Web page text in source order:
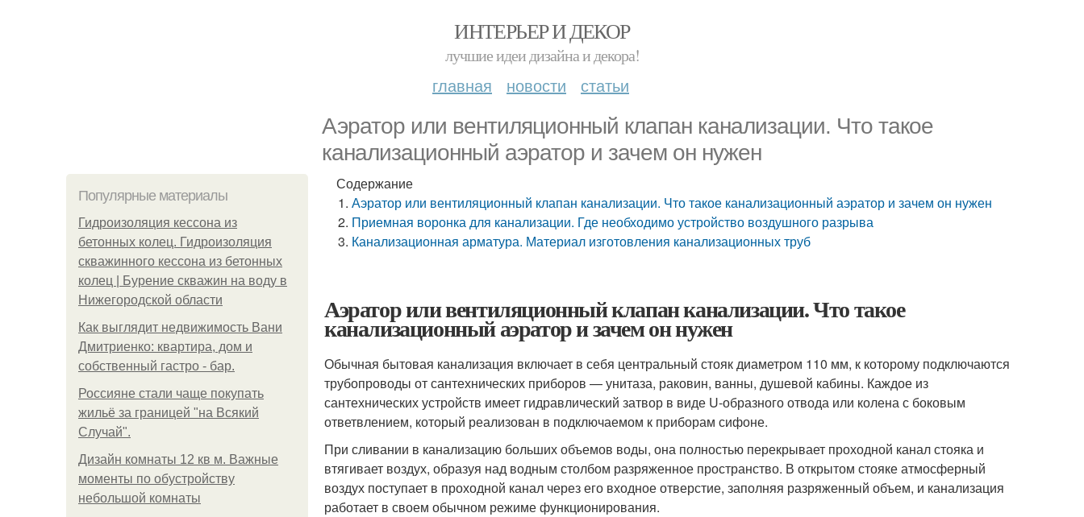
ИНТЕРЬЕР И ДЕКОР
лучшие идеи дизайна и декора!
главная новости статьи
Аэратор или вентиляционный клапан канализации. Что такое
канализационный аэратор и зачем он нужен
Популярные материалы
Гидроизоляция кессона из
бетонных колец. Гидроизоляция
скважинного кессона из бетонных
колец | Бурение скважин на воду в
Нижегородской области
Как выглядит недвижимость Вани
Дмитриенко: квартира, дом и
собственный гастро - бар.
Россияне стали чаще покупать
жильё за границей "на Всякий
Случай".
Дизайн комнаты 12 кв м. Важные
моменты по обустройству
небольшой комнаты
Содержание
Аэратор или вентиляционный клапан канализации. Что такое канализационный аэратор и зачем он нужен
Приемная воронка для канализации. Где необходимо устройство воздушного разрыва
Канализационная арматура. Материал изготовления канализационных труб
Аэратор или вентиляционный клапан канализации. Что такое
канализационный аэратор и зачем он нужен
Обычная бытовая канализация включает в себя центральный стояк диаметром 110 мм, к которому подключаются
трубопроводы от сантехнических приборов — унитаза, раковин, ванны, душевой кабины. Каждое из
сантехнических устройств имеет гидравлический затвор в виде U-образного отвода или колена с боковым
ответвлением, который реализован в подключаемом к приборам сифоне.
При сливании в канализацию больших объемов воды, она полностью перекрывает проходной канал стояка и
втягивает воздух, образуя над водным столбом разряженное пространство. В открытом стояке атмосферный
воздух поступает в проходной канал через его входное отверстие, заполняя разряженный объем, и канализация
работает в своем обычном режиме функционирования.